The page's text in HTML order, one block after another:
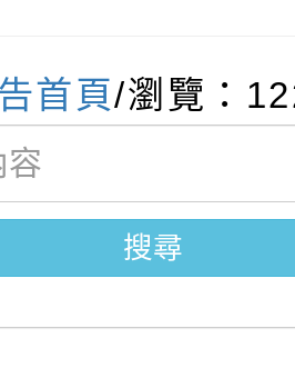
競賽』實施計
果(第11招)】
1學期第7次代
11招)
果(第3招)】
1學期第9次代
首頁/瀏覽：
搜尋